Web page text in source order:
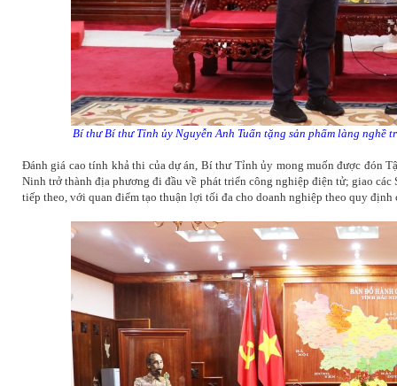
Bí thư Bí thư Tỉnh ủy Nguyễn Anh Tuấn tặng sản phẩm làng
Đánh giá cao tính khả thi của dự án, Bí thư Tỉnh ủy mong muốn được đón
Ninh trở thành địa phương đi đầu về phát triển công nghiệp điện tử; giao
tiếp theo, với quan điểm tạo thuận lợi tối đa cho doanh nghiệp theo quy định